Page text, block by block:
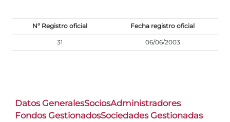
Nº Registro oficial Fecha registro oficial
31 06/06/2003
Datos GeneralesSociosAdministradores
Fondos GestionadosSociedades Gestionadas